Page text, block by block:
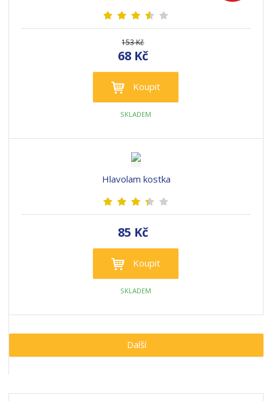
153 Kč
68 Kč
Koupit
SKLADEM
Hlavolam kostka
85 Kč
Koupit
SKLADEM
Další